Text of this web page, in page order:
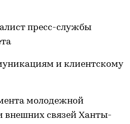
пресс-службы
и клиентскому
молодежной
внешних связей Ханты-